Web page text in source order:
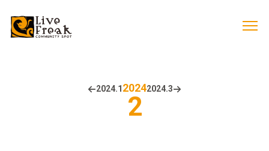
2024.1 2024
2
2024.3